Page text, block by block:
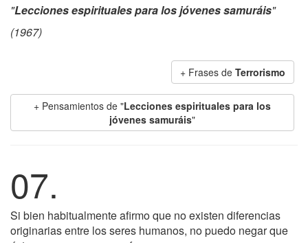
"Lecciones espirituales para los jóvenes samuráis"
(1967)
+ Frases de Terrorismo
+ Pensamientos de "Lecciones espirituales para los
jóvenes samuráis"
07.
Si bien habitualmente afirmo que no existen diferencias
originarias entre los seres humanos, no puedo negar que